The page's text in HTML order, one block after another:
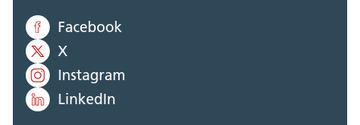
Facebook
X
Instagram
LinkedIn